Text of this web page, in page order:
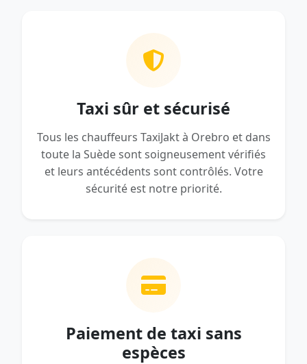
Taxi sûr et sécurisé
Tous les chauffeurs TaxiJakt à Orebro et dans
toute la Suède sont soigneusement vérifiés
et leurs antécédents sont contrôlés. Votre
sécurité est notre priorité.
Paiement de taxi sans
espèces